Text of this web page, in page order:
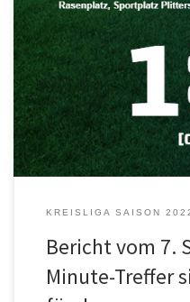
FV Plittersdorf – FC Phönix
Aufsteiger aus Durmersheim
in der Schlussminute
umkämpften Partie hatten
Gelegenheit zur Führung. Für
KREISLIGA SAISON
Bericht vom 7.
Minute-Treffer